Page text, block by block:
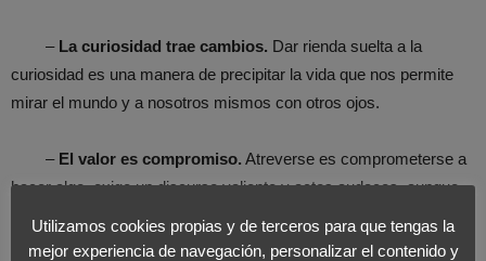
– La curiosidad trae cambios. Dar rienda suelta a la
curiosidad es una manera de precipitar la vida que nos permite
mirar el mundo y a nosotros mismos con otros ojos.
– El valor es compromiso. Atreverse es comprometerse a
hacer algo, exige un discurso valiente y actos audaces, aunque
Utilizamos cookies propias y de terceros para que tengas la
mejor experiencia de navegación, personalizar el contenido y